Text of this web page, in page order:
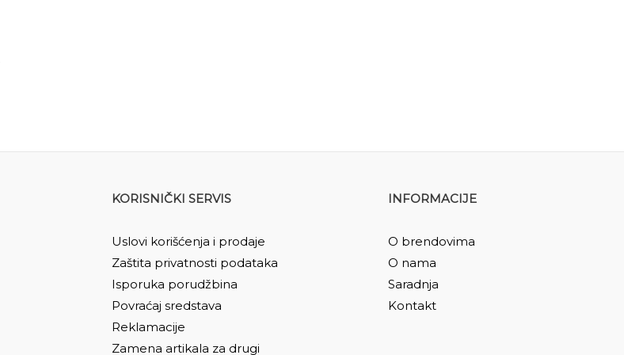
KORISNIČKI SERVIS
Uslovi korišćenja i prodaje
Zaštita privatnosti podataka
Isporuka porudžbina
Povraćaj sredstava
Reklamacije
Zamena artikala za drugi
INFORMACIJE
O brendovima
O nama
Saradnja
Kontakt